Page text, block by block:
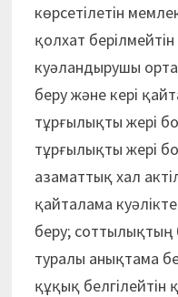
көрсетілетін
қолхат
куәландырушы
беру және кері
тұрғылықты жері
тұрғылықты жері
азаматтық хал
қайталама
беру;
туралы анықтама
құқық белгілейтін